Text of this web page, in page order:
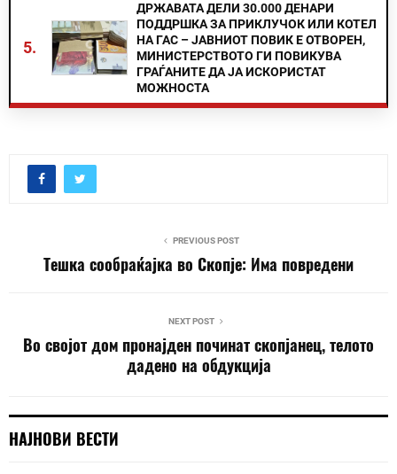
5.
ДРЖАВАТА ДЕЛИ 30.000 ДЕНАРИ
ПОДДРШКА ЗА ПРИКЛУЧОК ИЛИ КОТЕЛ
НА ГАС – ЈАВНИОТ ПОВИК Е ОТВОРЕН,
МИНИСТЕРСТВОТО ГИ ПОВИКУВА
ГРАЃАНИТЕ ДА ЈА ИСКОРИСТАТ
МОЖНОСТА
PREVIOUS POST
Тешка сообраќајка во Скопје: Има повредени
NEXT POST
Во својот дом пронајден починат скопјанец, телото
дадено на обдукција
НАЈНОВИ ВЕСТИ